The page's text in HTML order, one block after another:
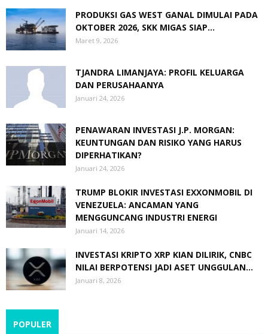
PRODUKSI GAS WEST GANAL DIMULAI PADA
OKTOBER 2026, SKK MIGAS SIAP...
Maret 9, 2026
TJANDRA LIMANJAYA: PROFIL KELUARGA
DAN PERUSAHAANYA
Januari 24, 2026
PENAWARAN INVESTASI J.P. MORGAN:
KEUNTUNGAN DAN RISIKO YANG HARUS
DIPERHATIKAN?
Januari 24, 2026
TRUMP BLOKIR INVESTASI EXXONMOBIL DI
VENEZUELA: ANCAMAN YANG
MENGGUNCANG INDUSTRI ENERGI
Januari 14, 2026
INVESTASI KRIPTO XRP KIAN DILIRIK, CNBC
NILAI BERPOTENSI JADI ASET UNGGULAN...
Januari 8, 2026
POPULER